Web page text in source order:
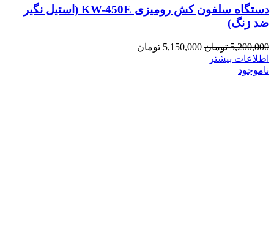
دستگاه سلفون کش رومیزی KW-450E (استیل نگیر
ضد زنگ)
5,200,000 تومان 5,150,000 تومان
اطلاعات بیشتر
ناموجود